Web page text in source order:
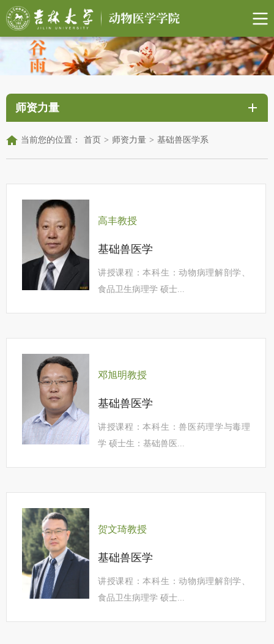
师资力量
当前您的位置： 首页 > 师资力量 > 基础兽医学系
高丰教授
基础兽医学
讲授课程：本科生：动物病理解剖学、
食品卫生病理学 硕士...
邓旭明教授
基础兽医学
讲授课程：本科生：兽医药理学与毒理
学 硕士生：基础兽医...
贺文琦教授
基础兽医学
讲授课程：本科生：动物病理解剖学、
食品卫生病理学 硕士...